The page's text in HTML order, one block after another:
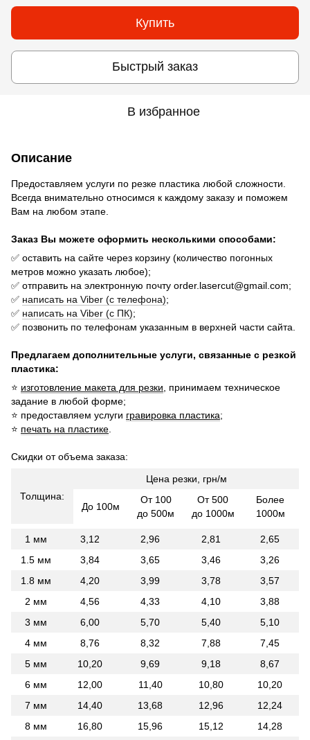
Купить
Быстрый заказ
В избранное
Описание
Предоставляем услуги по резке пластика любой сложности.
Всегда внимательно относимся к каждому заказу и поможем
Вам на любом этапе.
Заказ Вы можете оформить несколькими способами:
✅ оставить на сайте через корзину (количество погонных
метров можно указать любое);
✅ отправить на электронную почту order.lasercut@gmail.com;
✅ написать на Viber (с телефона);
✅ написать на Viber (с ПК);
✅ позвонить по телефонам указанным в верхней части сайта.
Предлагаем дополнительные услуги, связанные с резкой
пластика:
⭐ изготовление макета для резки , принимаем техническое
задание в любой форме;
⭐ предоставляем услуги гравировка пластика;
⭐ печать на пластике
Скидки от объема заказа:
Толщина:
Цена резки, грн/м
До 100м
От 100
до 500м
От 500
до 1000м
Более
1000м
1 мм 3,12 2,96 2,81
2,65
1.5 мм
3,84 3,65 3,46
3,26
1.8 мм
4,20 3,99 3,78
3,57
2 мм
4,56 4,33 4,10
3,88
3 мм
6,00 5,70 5,40
5,10
4 мм
8,76 8,32 7,88
7,45
5 мм
10,20 9,69 9,18
8,67
6 мм
12,00 11,40 10,80
10,20
7 мм
14,40 13,68 12,96
12,24
8 мм
16,80 15,96 15,12
14,28